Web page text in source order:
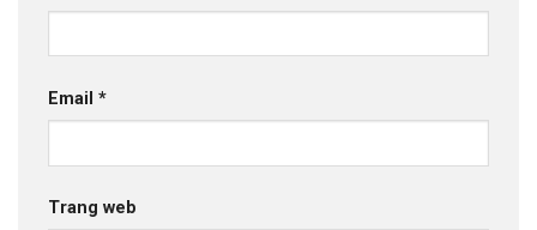
Email *
Trang web